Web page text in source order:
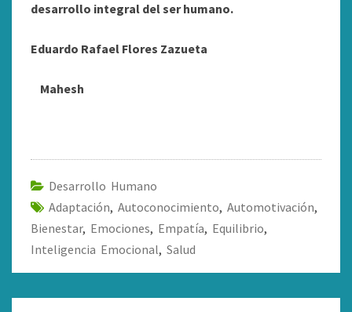
desarrollo integral del ser humano.
Eduardo Rafael Flores Zazueta
Mahesh
Desarrollo Humano
Adaptación, Autoconocimiento, Automotivación,
Bienestar, Emociones, Empatía, Equilibrio,
Inteligencia Emocional, Salud